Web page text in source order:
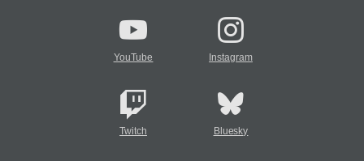
YouTube Instagram
Twitch Bluesky